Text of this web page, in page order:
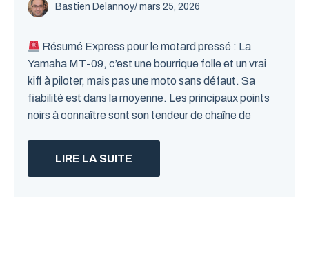
Bastien Delannoy/ mars 25, 2026
Résumé Express pour le motard pressé : La
Yamaha MT-09, c’est une bourrique folle et un vrai
kiff à piloter, mais pas une moto sans défaut. Sa
fiabilité est dans la moyenne. Les principaux points
noirs à connaître sont son tendeur de chaîne de
LIRE LA SUITE